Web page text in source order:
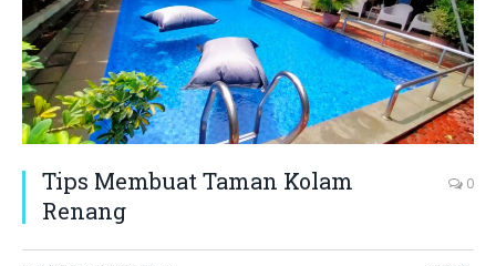
Tips Membuat Taman Kolam
Renang
0